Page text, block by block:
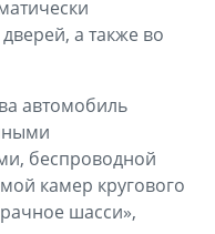
а также во
автомобиль
беспроводной
камер кругового
шасси»,